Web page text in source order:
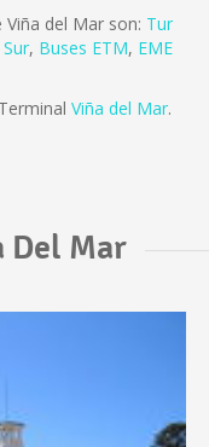
del Mar son: Tur
, Buses ETM, EME
Viña del Mar.
Del Mar